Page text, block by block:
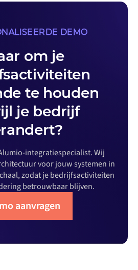
DEMO
om je
te houden
je bedrijf
integratiespecialist. Wij
voor jouw systemen in
zodat je bedrijfsactiviteiten
betrouwbaar blijven.
aanvragen